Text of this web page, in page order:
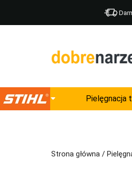
Pielęgnacja
Strona główna /